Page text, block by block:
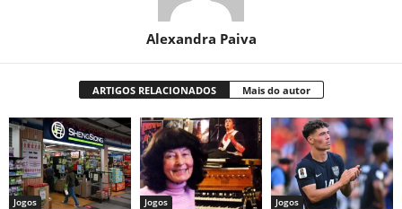
Alexandra Paiva
ARTIGOS RELACIONADOS Mais do autor
Jogos Jogos Jogos